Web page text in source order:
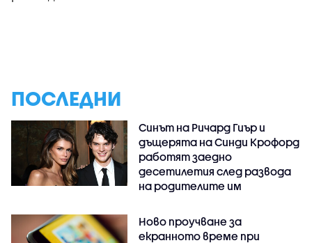
ПОСЛЕДНИ
Синът на Ричард Гиър и
дъщерята на Синди Крофорд
работят заедно
десетилетия след развода
на родителите им
Ново проучване за
екранното време при